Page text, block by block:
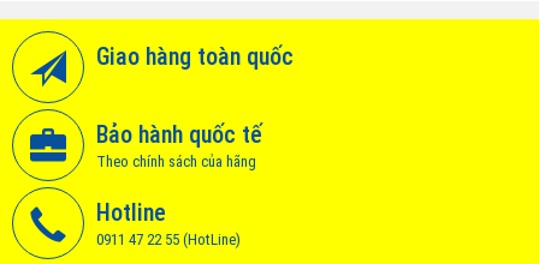
Giao hàng toàn quốc
Bảo hành quốc tế
Theo chính sách của hãng
Hotline
0911 47 22 55 (HotLine)